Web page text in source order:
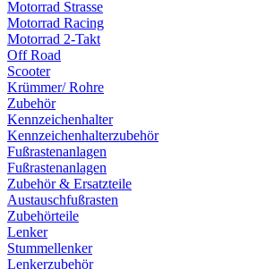
Motorrad Strasse
Motorrad Racing
Motorrad 2-Takt
Off Road
Scooter
Krümmer/ Rohre
Zubehör
Kennzeichenhalter
Kennzeichenhalterzubehör
Fußrastenanlagen
Fußrastenanlagen
Zubehör & Ersatzteile
Austauschfußrasten
Zubehörteile
Lenker
Stummellenker
Lenkerzubehör